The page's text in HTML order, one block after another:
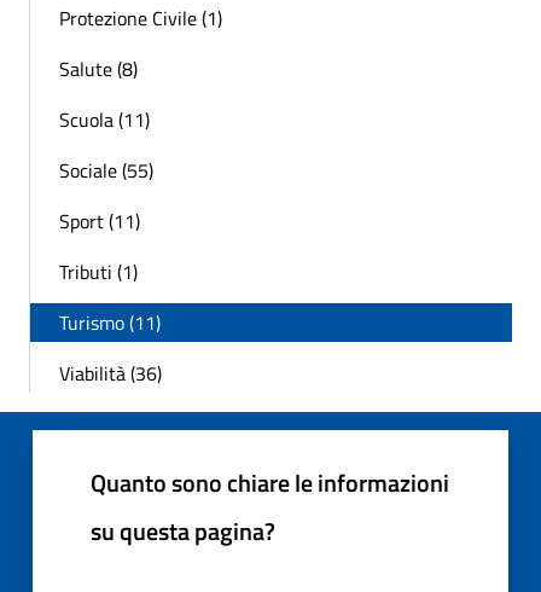
Protezione Civile (1)
Salute (8)
Scuola (11)
Sociale (55)
Sport (11)
Tributi (1)
Turismo (11)
Viabilità (36)
Quanto sono chiare le informazioni
su questa pagina?